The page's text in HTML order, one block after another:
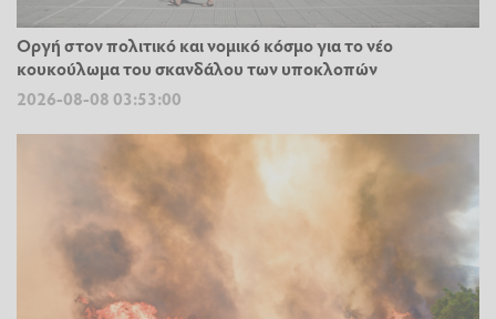
Οργή στον πολιτικό και νομικό κόσμο για το νέο
κουκούλωμα του σκανδάλου των υποκλοπών
2026-08-08 03:53:00